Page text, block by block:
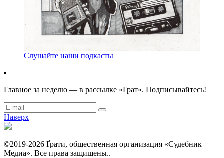
Слушайте наши подкасты
Главное за неделю — в рассылке «Грат». Подписывайтесь!
Наверх
©2019-2026 Ґрати, общественная организация «Судебник
Медиа». Все права защищены..